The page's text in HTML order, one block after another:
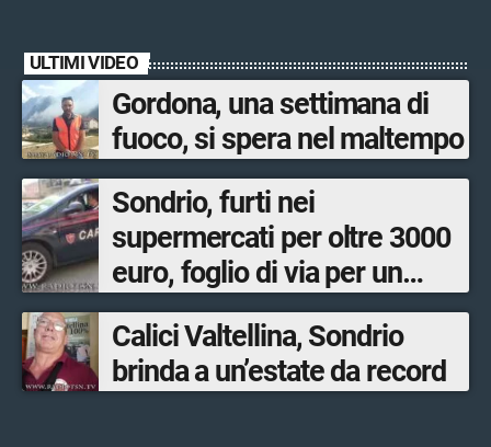
ULTIMI VIDEO
Gordona, una settimana di
fuoco, si spera nel maltempo
Sondrio, furti nei
supermercati per oltre 3000
euro, foglio di via per un
ventinovenne
Calici Valtellina, Sondrio
brinda a un’estate da record